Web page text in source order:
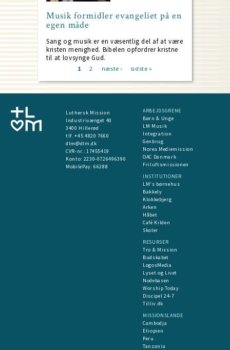
Musik formidler evangeliet på en
egen måde
Sang og musik er en væsentlig del af at være
kristen menighed. Bibelen opfordrer kristne
til at lovsynge Gud.
Current
1 Page
2
Next
næste ›
Last
sidste »
Luthersk Mission
Industrivænget 40
3400 Hillerød
tlf. +45 4820 7660
dlm@dlm.dk
CVR-nr.: 17455419
​Konto: 2230-0726496390
MobilePay:66288
ARBEJDSGRENE
Børn & Unge
LM Musik
Integration
Genbrug
Norea Mediemission
OAC Danmark
Friluftsmissionen
INSTITUTIONER
LM's børnehus
Bakkely
Klokkebjerg
Arken
Håbet
Café Kilden
Skoler
RESURSER
Tro & Mission
Budskabet
LogosMedia
Lyset og Livet
Nodebasen
Worship Today
Discipel 24-7
Tilliv.dk
MISSIONSLANDE
Cambodja
Etiopien
Peru
Tanzania